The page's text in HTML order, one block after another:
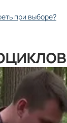
при выборе?